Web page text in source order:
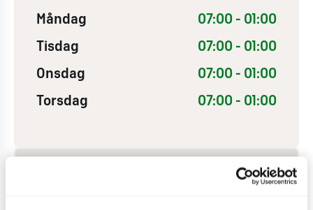
Måndag 07:00 - 01:00
Tisdag 07:00 - 01:00
Onsdag 07:00 - 01:00
Torsdag 07:00 - 01:00